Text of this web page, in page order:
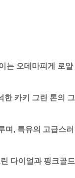
는 오데마피게 로얄
한 카키 그린 톤의 그
며, 특유의 고급스러
다이얼과 핑크골드